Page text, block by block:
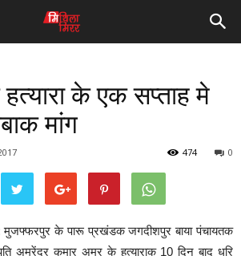
हत्यारा के एक सप्ताह मे
मांग
0
474
मुजफ्फरपुर के पारू प्रखंडक जगदीशपुर बाया पंचायतक
अमरेंद्र कुमार अमर के हत्याराक 10 दिन बाद धरि